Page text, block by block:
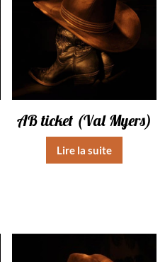
AB ticket (Val Myers)
Lire la suite